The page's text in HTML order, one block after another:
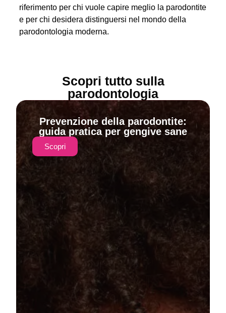
riferimento per chi vuole capire meglio la parodontite
e per chi desidera distinguersi nel mondo della
parodontologia moderna.
Scopri tutto sulla
parodontologia
Prevenzione della parodontite:
guida pratica per gengive sane
Scopri